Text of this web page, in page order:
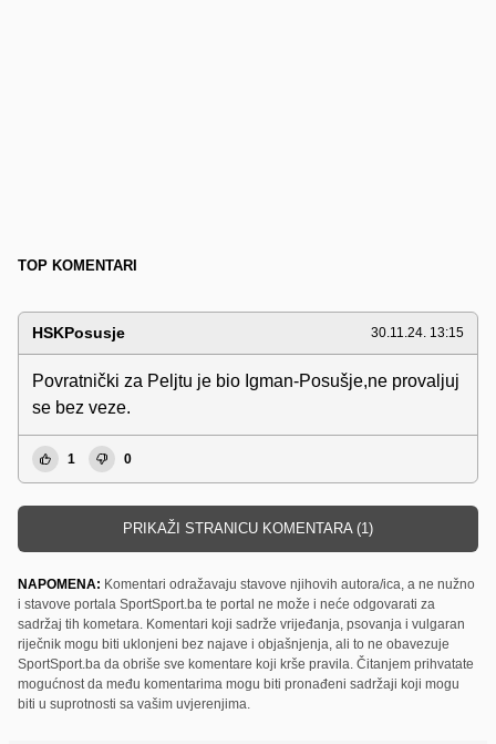
TOP KOMENTARI
HSKPosusje 30.11.24. 13:15
Povratnički za Peljtu je bio Igman-Posušje,ne provaljuj
se bez veze.
1 0
PRIKAŽI STRANICU KOMENTARA (1)
NAPOMENA: Komentari odražavaju stavove njihovih autora/ica, a ne nužno
i stavove portala SportSport.ba te portal ne može i neće odgovarati za
sadržaj tih kometara. Komentari koji sadrže vrijeđanja, psovanja i vulgaran
riječnik mogu biti uklonjeni bez najave i objašnjenja, ali to ne obavezuje
SportSport.ba da obriše sve komentare koji krše pravila. Čitanjem prihvatate
mogućnost da među komentarima mogu biti pronađeni sadržaji koji mogu
biti u suprotnosti sa vašim uvjerenjima.